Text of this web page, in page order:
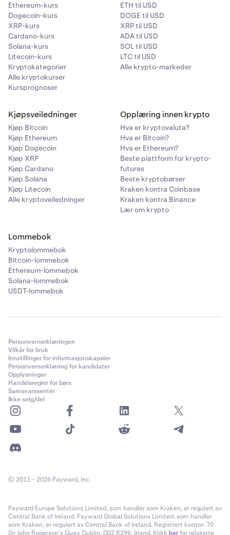
Ethereum-kurs
Dogecoin-kurs
XRP-kurs
Cardano-kurs
Solana-kurs
Litecoin-kurs
Kryptokategorier
Alle kryptokurser
Kursprognoser
ETH til USD
DOGE til USD
XRP til USD
ADA til USD
SOL til USD
LTC til USD
Alle krypto-markeder
Kjøpsveiledninger
Kjøp Bitcoin
Kjøp Ethereum
Kjøp Dogecoin
Kjøp XRP
Kjøp Cardano
Kjøp Solana
Kjøp Litecoin
Alle kryptoveiledninger
Opplæring innen krypto
Hva er kryptovaluta?
Hva er Bitcoin?
Hva er Ethereum?
Beste plattform for krypto-
futures
Beste kryptobørser
Kraken kontra Coinbase
Kraken kontra Binance
Lær om krypto
Lommebok
Kryptolommebok
Bitcoin-lommebok
Ethereum-lommebok
Solana-lommebok
USDT-lommebok
Personvernerklæringen
Vilkår for bruk
Innstillinger for informasjonskapsler
Personvernerklæring for kandidater
Opplysninger
Handelsregler for børs
Samsvarssenter
Ikke selg/del
© 2011 – 2026 Payward, Inc.
Payward Europe Solutions Limited, som handler som Kraken, er regulert av
Central Bank of Ireland. Payward Global Solutions Limited, som handler
som Kraken, er regulert av Central Bank of Ireland. Registrert kontor: 70
Sir John Rogerson’s Quay, Dublin, D02 R296, Irland. Klikk herfor relaterte